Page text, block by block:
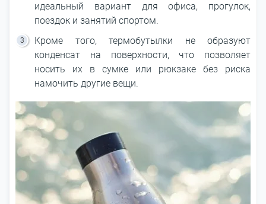
идеальный вариант для офиса, прогулок,
поездок и занятий спортом.
Кроме того, термобутылки не образуют
конденсат на поверхности, что позволяет
носить их в сумке или рюкзаке без риска
намочить другие вещи.